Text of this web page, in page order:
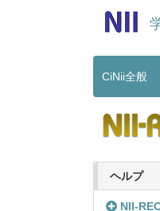
Main
menu
CiNii全般
ヘルプ
NII-